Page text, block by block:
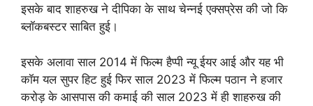
इसके बाद शाहरुख ने दीपिका के साथ चेन्नई एक्सप्रेस की जो कि
ब्लॉकबस्टर साबित हुई।
इसके अलावा साल 2014 में फिल्म हैप्पी न्यू ईयर आई और यह भी
कॉम यल सुपर हिट हुई फिर साल 2023 में फिल्म पठान ने हजार
करोड़ के आसपास की कमाई की साल 2023 में ही शाहरुख की